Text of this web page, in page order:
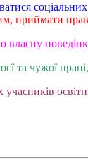
приймати
власну
та чужої